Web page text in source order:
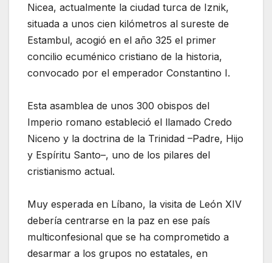
Nicea, actualmente la ciudad turca de Iznik,
situada a unos cien kilómetros al sureste de
Estambul, acogió en el año 325 el primer
concilio ecuménico cristiano de la historia,
convocado por el emperador Constantino I.
Esta asamblea de unos 300 obispos del
Imperio romano estableció el llamado Credo
Niceno y la doctrina de la Trinidad –Padre, Hijo
y Espíritu Santo–, uno de los pilares del
cristianismo actual.
Muy esperada en Líbano, la visita de León XIV
debería centrarse en la paz en ese país
multiconfesional que se ha comprometido a
desarmar a los grupos no estatales, en